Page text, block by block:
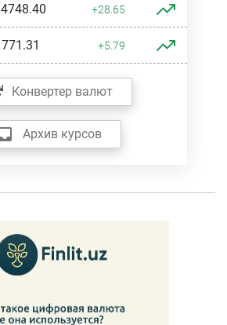
+28.65
+5.79
Конвертер валют
Архив курсов